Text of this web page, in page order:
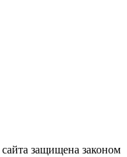
защищена законом